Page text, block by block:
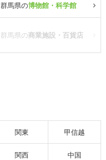
群馬県の博物館・科学館
群馬県の商業施設・百貨店
関東 甲信越
関西 中国